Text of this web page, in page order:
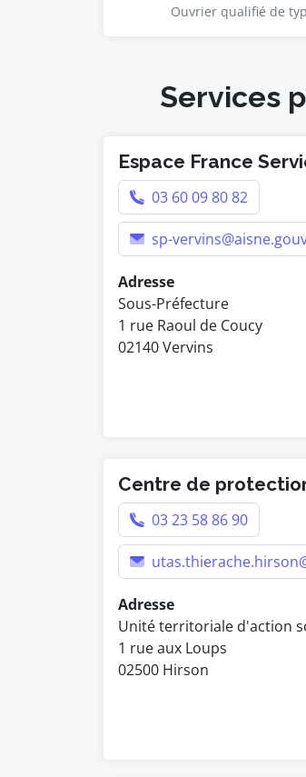
Ouvrier qualifié de
Services
Espace France
03 60 09 80 82
sp-
Adresse
Sous-Préfecture
1 rue Raoul de Coucy
02140 Vervins
Centre de
03 23 58 86 90
Adresse
Unité territoriale d'action
1 rue aux Loups
02500 Hirson